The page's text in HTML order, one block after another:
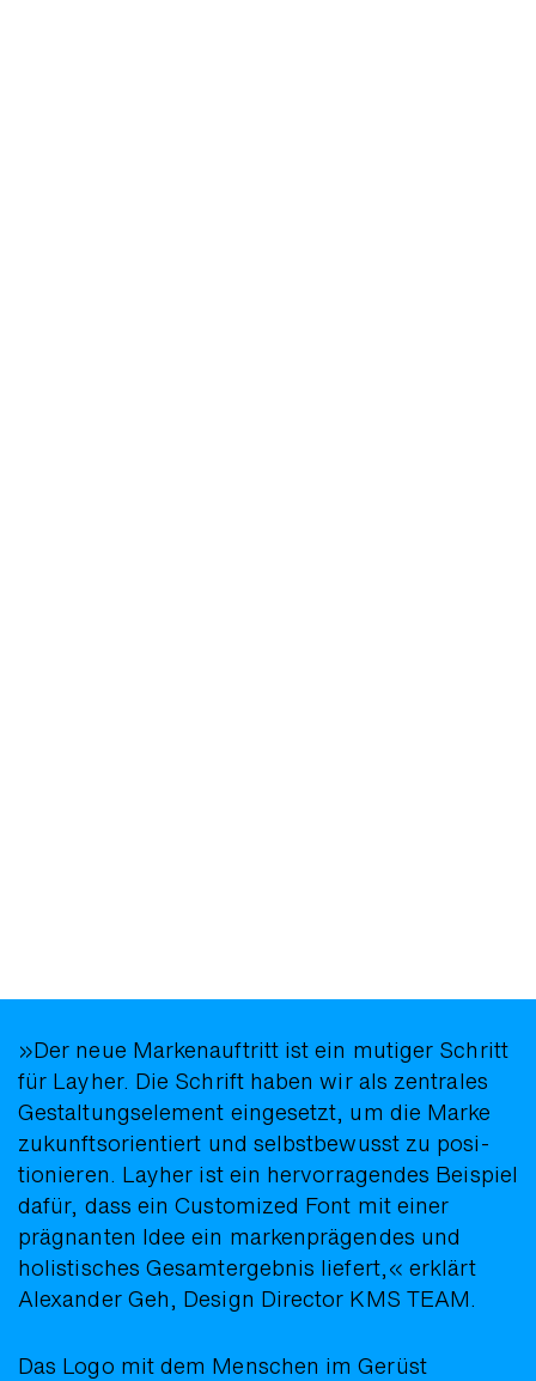
»Der neue Marken­auftritt ist ein mutiger Schritt
für Layher. Die Schrift haben wir als zentrales
Gestaltungs­element eingesetzt, um die Marke
zukunfts­orientiert und selbst­bewusst zu posi­
tionieren. Layher ist ein hervor­ragendes Beispiel
dafür, dass ein Customized Font mit einer
prägnanten Idee ein marken­prägendes und
holistisches Gesamt­ergebnis liefert,« erklärt
Alexander Geh, Design Director KMS TEAM.
Das Logo mit dem Menschen im Gerüst